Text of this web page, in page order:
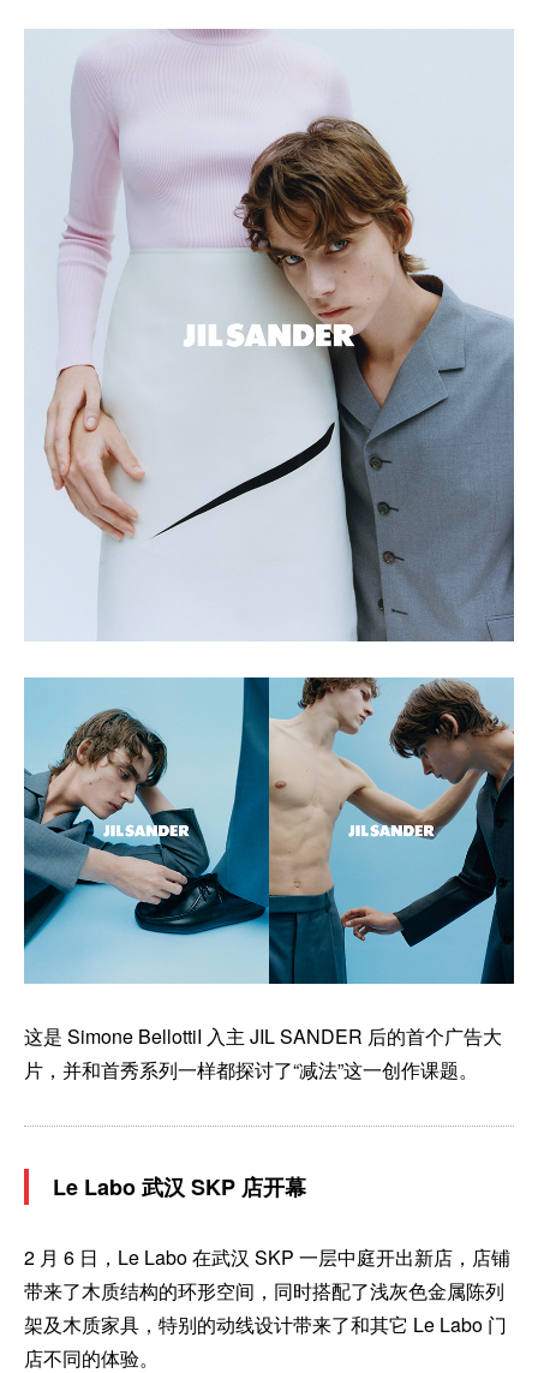
这是 Simone BellottiI 入主 JIL SANDER 后的首个广告大
片，并和首秀系列一样都探讨了“减法”这一创作课题。
Le Labo 武汉 SKP 店开幕
2 月 6 日，Le Labo 在武汉 SKP 一层中庭开出新店，店铺
带来了木质结构的环形空间，同时搭配了浅灰色金属陈列
架及木质家具，特别的动线设计带来了和其它 Le Labo 门
店不同的体验。